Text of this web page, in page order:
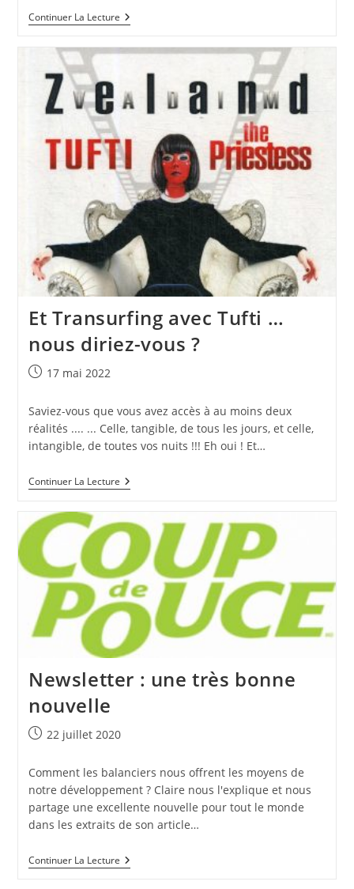
Continuer La LectureVotre
Propre
Développement
Prépare…
Et Transurfing avec Tufti …
nous diriez-vous ?
Publication
17 mai 2022
Saviez-vous que vous avez accès à au moins deux
réalités .... ... Celle, tangible, de tous les jours, et celle,
intangible, de toutes vos nuits !!! Eh oui ! Et…
Continuer La LectureEt
Transurfing
Tufti
…
Nous
Diriez-
Vous
?
Newsletter : une très bonne
nouvelle
Publication
22 juillet 2020
Comment les balanciers nous offrent les moyens de
notre développement ? Claire nous l'explique et nous
partage une excellente nouvelle pour tout le monde
dans les extraits de son article…
Continuer La LectureNewsletter
: